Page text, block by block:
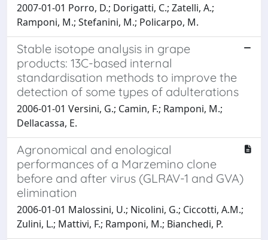
2007-01-01 Porro, D.; Dorigatti, C.; Zatelli, A.;
Ramponi, M.; Stefanini, M.; Policarpo, M.
Stable isotope analysis in grape
products: 13C-based internal
standardisation methods to improve the
detection of some types of adulterations
2006-01-01 Versini, G.; Camin, F.; Ramponi, M.;
Dellacassa, E.
Agronomical and enological
performances of a Marzemino clone
before and after virus (GLRAV-1 and GVA)
elimination
2006-01-01 Malossini, U.; Nicolini, G.; Ciccotti, A.M.;
Zulini, L.; Mattivi, F.; Ramponi, M.; Bianchedi, P.